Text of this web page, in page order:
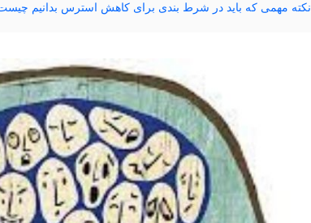
نکته مهمی که باید در شرط بندی برای کاهش استرس بدانیم